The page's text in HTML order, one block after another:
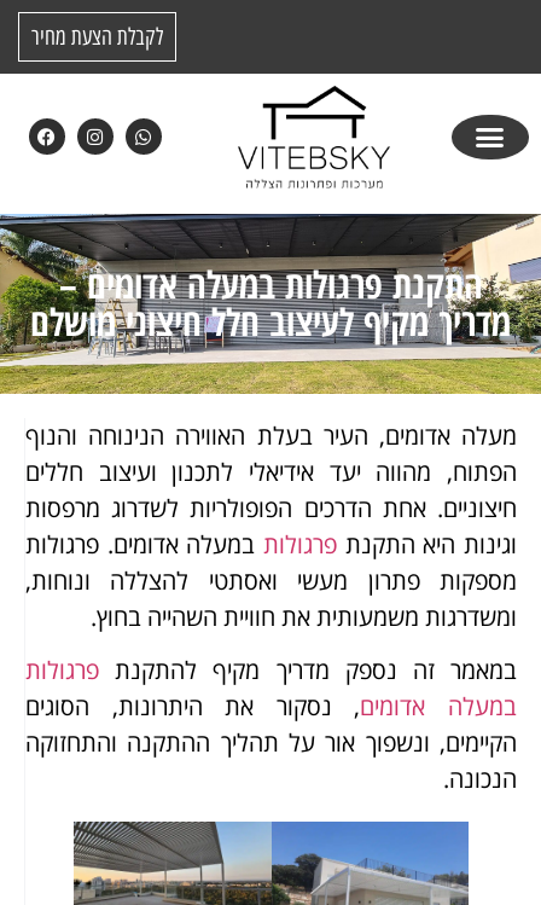
לקבלת הצעת מחיר
התקנת פרגולות במעלה אדומים –
מדריך מקיף לעיצוב חלל חיצוני מושלם
מעלה אדומים, העיר בעלת האווירה הנינוחה והנוף
הפתוח, מהווה יעד אידיאלי לתכנון ועיצוב חללים
חיצוניים. אחת הדרכים הפופולריות לשדרוג מרפסות
וגינות היא התקנת פרגולות במעלה אדומים. פרגולות
מספקות פתרון מעשי ואסתטי להצללה ונוחות,
ומשדרגות משמעותית את חוויית השהייה בחוץ.
במאמר זה נספק מדריך מקיף להתקנת פרגולות
במעלה אדומים, נסקור את היתרונות, הסוגים
הקיימים, ונשפוך אור על תהליך ההתקנה והתחזוקה
הנכונה.